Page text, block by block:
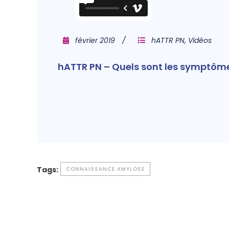
février 2019 hATTR PN, Vidéos
hATTR PN – Quels sont les
Tags: CONNAISSANCE AMYLOSE